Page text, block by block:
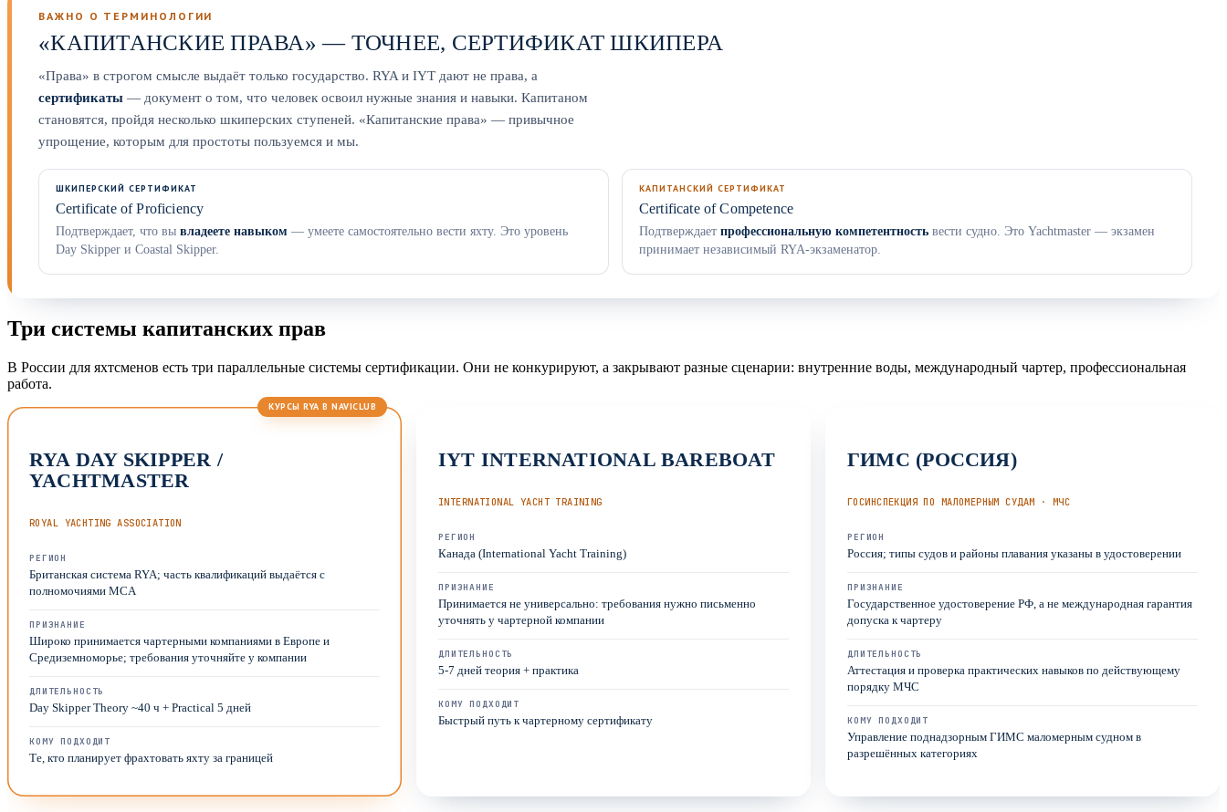
ВАЖНО О ТЕРМИНОЛОГИИ
«КАПИТАНСКИЕ ПРАВА» — ТОЧНЕЕ, СЕРТИФИКАТ ШКИПЕРА
«Права» в строгом смысле выдаёт только государство. RYA и IYT дают не права, а
сертификаты — документ о том, что человек освоил нужные знания и навыки. Капитаном
становятся, пройдя несколько шкиперских ступеней. «Капитанские права» — привычное
упрощение, которым для простоты пользуемся и мы.
ШКИПЕРСКИЙ СЕРТИФИКАТ
Certificate of Proficiency
Подтверждает, что вы владеете навыком — умеете самостоятельно вести яхту. Это уровень
Day Skipper и Coastal Skipper.
КАПИТАНСКИЙ СЕРТИФИКАТ
Certificate of Competence
Подтверждает профессиональную компетентность вести судно. Это Yachtmaster — экзамен
принимает независимый RYA-экзаменатор.
Три системы капитанских прав
В России для яхтсменов есть три параллельные системы сертификации. Они не конкурируют, а закрывают разные сценарии: внутренние воды, международный чартер, профессиональная
работа.
КУРСЫ RYA В NAVICLUB
RYA DAY SKIPPER /
YACHTMASTER
ROYAL YACHTING ASSOCIATION
РЕГИОН
Британская система RYA; часть квалификаций выдаётся с
полномочиями MCA
ПРИЗНАНИЕ
Широко принимается чартерными компаниями в Европе и
Средиземноморье; требования уточняйте у компании
ДЛИТЕЛЬНОСТЬ
Day Skipper Theory ~40 ч + Practical 5 дней
КОМУ ПОДХОДИТ
Те, кто планирует фрахтовать яхту за границей
IYT INTERNATIONAL BAREBOAT
INTERNATIONAL YACHT TRAINING
РЕГИОН
Канада (International Yacht Training)
ПРИЗНАНИЕ
Принимается не универсально: требования нужно письменно
уточнять у чартерной компании
ДЛИТЕЛЬНОСТЬ
5-7 дней теория + практика
КОМУ ПОДХОДИТ
Быстрый путь к чартерному сертификату
ГИМС (РОССИЯ)
ГОСИНСПЕКЦИЯ ПО МАЛОМЕРНЫМ СУДАМ · МЧС
РЕГИОН
Россия; типы судов и районы плавания указаны в удостоверении
ПРИЗНАНИЕ
Государственное удостоверение РФ, а не международная гарантия
допуска к чартеру
ДЛИТЕЛЬНОСТЬ
Аттестация и проверка практических навыков по действующему
порядку МЧС
КОМУ ПОДХОДИТ
Управление поднадзорным ГИМС маломерным судном в
разрешённых категориях